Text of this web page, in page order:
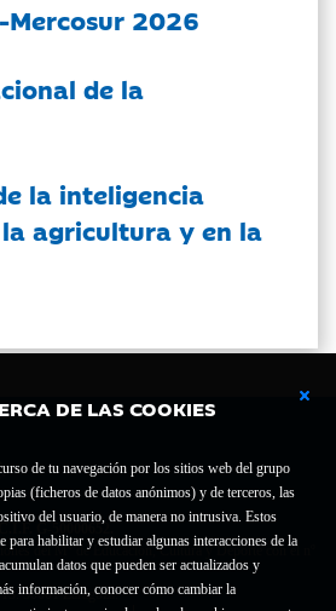
DE LAS COOKIES
de tu navegación por los sitios web del grupo
(ficheros de datos anónimos) y de terceros, las
del usuario, de manera no intrusiva. Estos
para habilitar y estudiar algunas interacciones de la
datos que pueden ser actualizados y
información, conocer cómo cambiar la
Mercosur 2026
de la
la inteligencia
agricultura y en la
G-50000652.
del Mº de Educación, Cultura y Deporte con el nº
50001 Zaragoza.